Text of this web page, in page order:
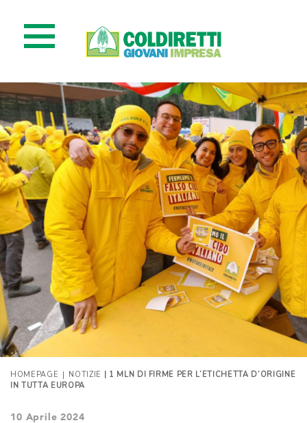
HOMEPAGE | NOTIZIE
| 1 MLN DI FIRME PER L’ETICHETTA D’ORIGINE
IN TUTTA EUROPA
10 Aprile 2024